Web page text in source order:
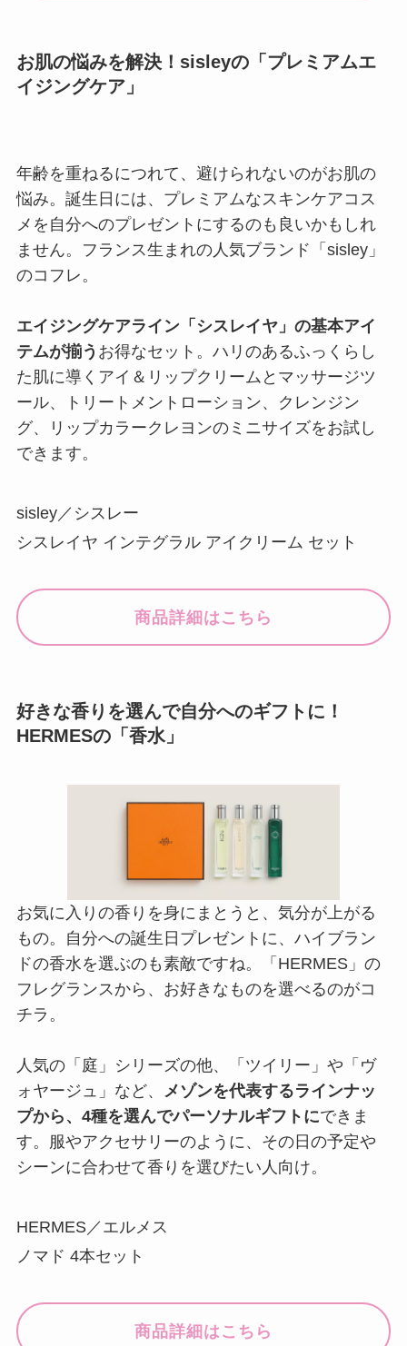
お肌の悩みを解決！sisleyの「プレミアムエ
イジングケア」
年齢を重ねるにつれて、避けられないのがお肌の
悩み。誕生日には、プレミアムなスキンケアコス
メを自分へのプレゼントにするのも良いかもしれ
ません。フランス生まれの人気ブランド「sisley」
のコフレ。
エイジングケアライン「シスレイヤ」の基本アイ
テムが揃う お得なセット。ハリのあるふっくらし
た肌に導くアイ＆リップクリームとマッサージツ
ール、トリートメントローション、クレンジン
グ、リップカラークレヨンのミニサイズをお試し
できます。
sisley／シスレー
シスレイヤ インテグラル アイクリーム セット
商品詳細はこちら
好きな香りを選んで自分へのギフトに！
HERMESの「香水」
お気に入りの香りを身にまとうと、気分が上がる
もの。自分への誕生日プレゼントに、ハイブラン
ドの香水を選ぶのも素敵ですね。「HERMES」の
フレグランスから、お好きなものを選べるのがコ
チラ。
人気の「庭」シリーズの他、「ツイリー」や「ヴ
ォヤージュ」など、
メゾンを代表するラインナッ
プから、4種を選んでパーソナルギフトにできま
す。服やアクセサリーのように、その日の予定や
シーンに合わせて香りを選びたい人向け。
HERMES／エルメス
ノマド 4本セット
商品詳細はこちら